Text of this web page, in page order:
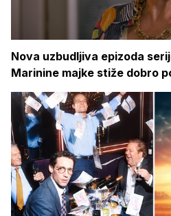
Nova uzbudljiva epizoda
Marinine majke stiže dobro